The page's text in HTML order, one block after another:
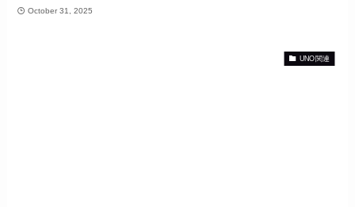
October 31, 2025
UNO関連